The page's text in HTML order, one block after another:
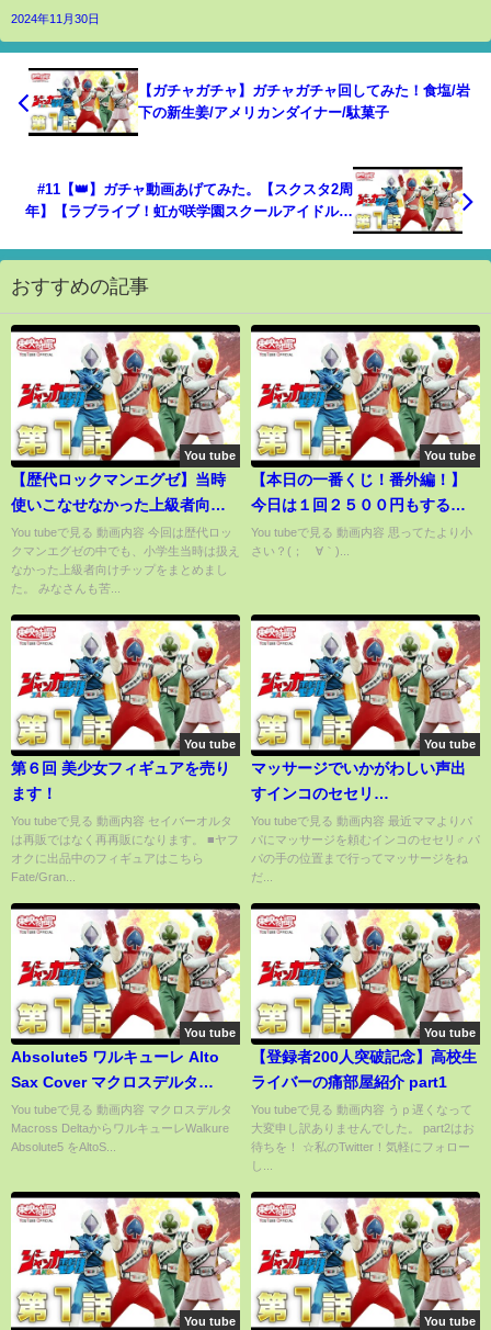
2024年11月30日
【ガチャガチャ】ガチャガチャ回してみた！食塩/岩
下の新生姜/アメリカンダイナー/駄菓子
#11【👑】ガチャ動画あげてみた。【スクスタ2周
年】【ラブライブ！虹が咲学園スクールアイドル同
おすすめの記事
You tube
【歴代ロックマンエグゼ】当時
使いこなせなかった上級者向け
チップ8選
You tubeで見る 動画内容 今回は歴代ロッ
クマンエグゼの中でも、小学生当時は扱え
なかった上級者向けチップをまとめまし
た。 みなさんも苦...
You tube
【本日の一番くじ！番外編！】
今日は１回２５００円もするオ
ンラインくじARくじ アタルス
「艦隊これくしょん -艦これ-
You tubeで見る 動画内容 思ってたより小
さい？(；´∀｀)...
You tube
第６回 美少女フィギュアを売り
ます！
You tubeで見る 動画内容 セイバーオルタ
は再販ではなく再再販になります。 ■ヤフ
オクに出品中のフィギュアはこちら
Fate/Gran...
You tube
マッサージでいかがわしい声出
すインコのセセリ
♂【CHOIWARU INKO】
You tubeで見る 動画内容 最近ママよりパ
パにマッサージを頼むインコのセセリ♂ パ
パの手の位置まで行ってマッサージをね
だ...
You tube
Absolute5 ワルキューレ Alto
Sax Cover マクロスデルタ
Walkure Macross Delta
Dictation 耳コピ
You tubeで見る 動画内容 マクロスデルタ
Macross DeltaからワルキューレWalkure
Absolute5 をAltoS...
You tube
【登録者200人突破記念】高校生
ライバーの痛部屋紹介 part1
You tubeで見る 動画内容 うｐ遅くなって
大変申し訳ありませんでした。 part2はお
待ちを！ ☆私のTwitter！気軽にフォロー
し...
You tube You tube